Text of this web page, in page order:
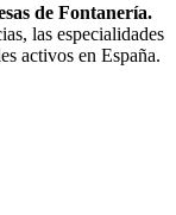
de Fontanería.
las especialidades
activos en España.